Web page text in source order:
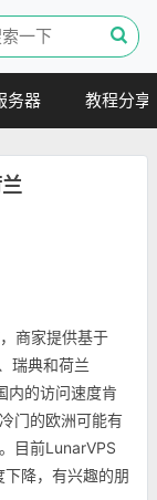
务器 教程分享
商家提供基于
瑞典和荷兰
内的访问速度肯
门的欧洲可能有
目前LunarVPS
降，有兴趣的朋